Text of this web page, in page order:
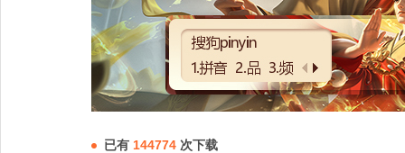
已有 144774 次下载